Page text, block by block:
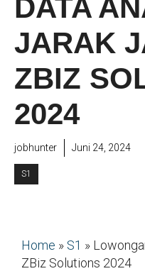
DATA
JARAK
ZBIZ
2024
jobhunter Juni 24, 2024
S1
Home » S1 »
ZBiz Solutions 2024